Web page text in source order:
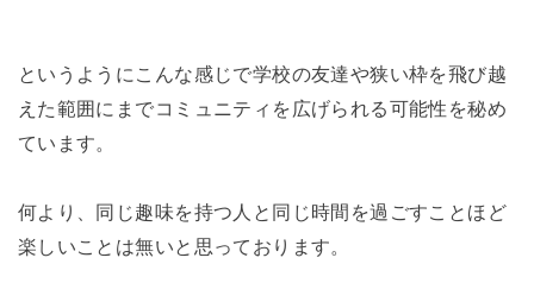
というようにこんな感じで学校の友達や狭い枠を飛び越
えた範囲にまでコミュニティを広げられる可能性を秘め
ています。
何より、同じ趣味を持つ人と同じ時間を過ごすことほど
楽しいことは無いと思っております。